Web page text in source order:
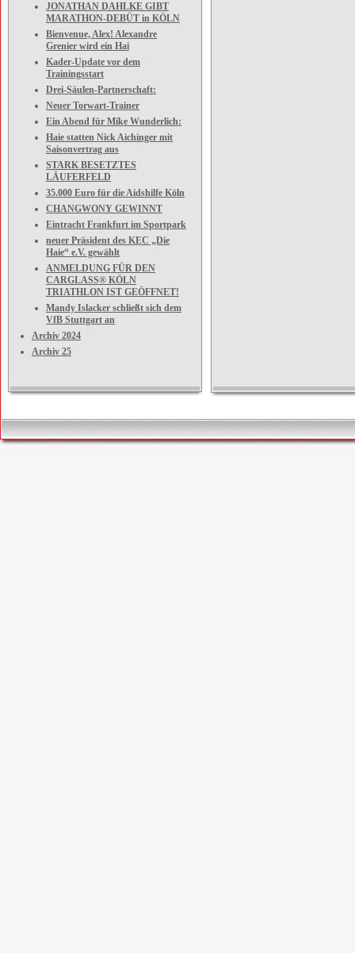
JONATHAN DAHLKE GIBT
MARATHON-DEBÜT in KÖLN
Bienvenue, Alex! Alexandre
Grenier wird ein Hai
Kader-Update vor dem
Trainingsstart
Drei-Säulen-Partnerschaft:
Neuer Torwart-Trainer
Ein Abend für Mike Wunderlich:
Haie statten Nick Aichinger mit
Saisonvertrag aus
STARK BESETZTES
LÄUFERFELD
35.000 Euro für die Aidshilfe Köln
CHANGWONY GEWINNT
Eintracht Frankfurt im Sportpark
neuer Präsident des KEC „Die
Haie“ e.V. gewählt
ANMELDUNG FÜR DEN
CARGLASS® KÖLN
TRIATHLON IST GEÖFFNET!
Mandy Islacker schließt sich dem
VfB Stuttgart an
Archiv 2024
Archiv 25